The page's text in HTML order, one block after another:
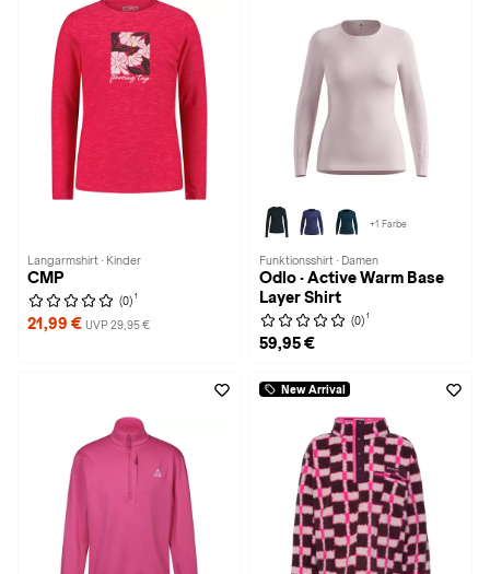
Langarmshirt · Kinder
CMP
(0) 1
21,99 € UVP 29,95 €
+1 Farbe
Funktionsshirt · Damen
Odlo · Active Warm Base
Layer Shirt
(0) 1
59,95 €
New Arrival